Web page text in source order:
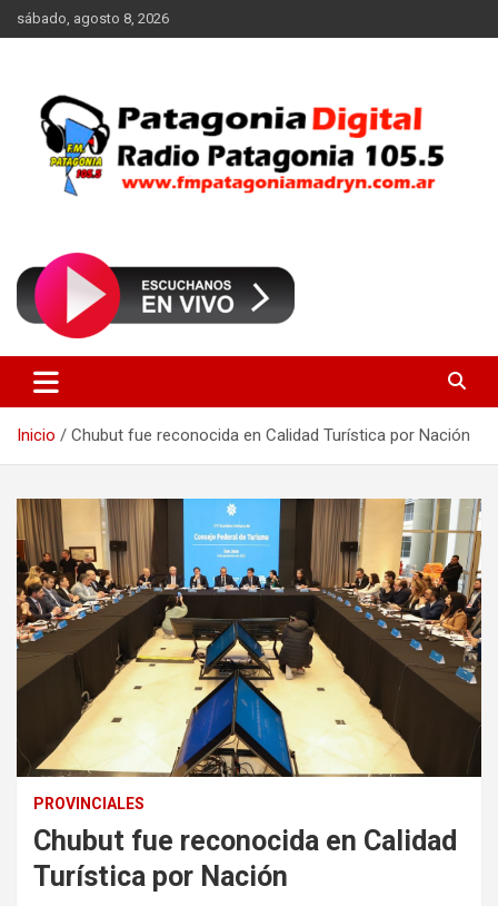
Saltar
al
sábado, agosto 8, 2026
FM Patagonia Madryn
Inicio Chubut fue reconocida en Calidad Turística por Nación
PROVINCIALES
Chubut fue reconocida en Calidad
Turística por Nación